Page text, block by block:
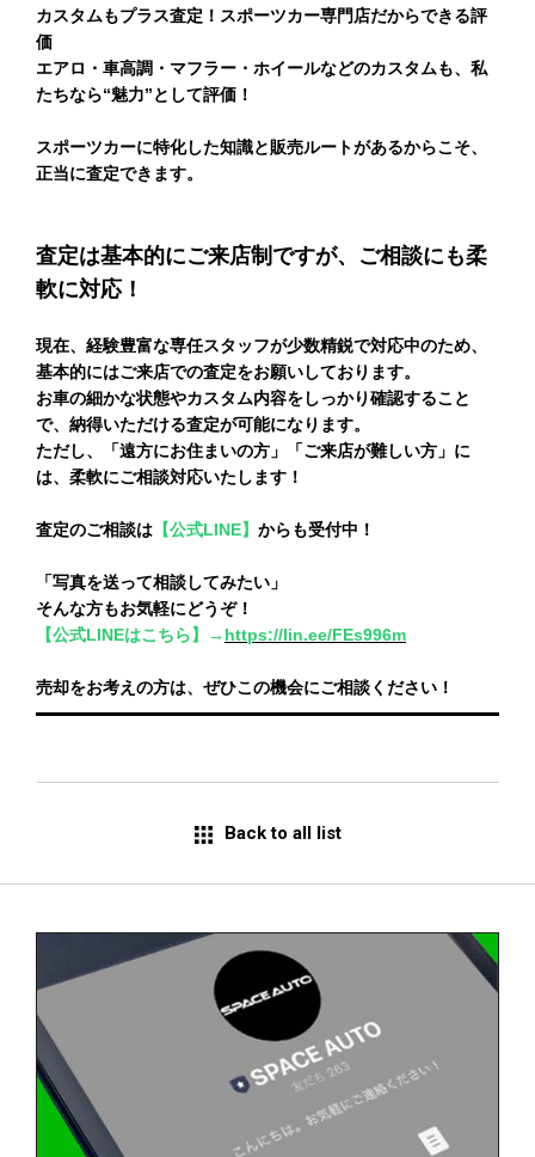
カスタムもプラス査定！ スポーツカー専門店だからできる評
価
エアロ・車高調・マフラー・ホイールなどのカスタムも、 私
たちなら“魅力”として評価！
スポーツカーに特化した知識と販売ルートがあるからこそ、
正当に査定できます。
査定は基本的にご来店制ですが、ご相談にも柔
軟に対応！
現在、経験豊富な専任スタッフが少数精鋭で対応中のため、
基本的にはご来店での査定をお願いしております。
お車の細かな状態やカスタム内容をしっかり確認すること
で、納得いただける査定が可能になります。
ただし、「遠方にお住まいの方」「ご来店が難しい方」に
は、柔軟にご相談対応いたします！
査定のご相談は 【公式LINE】 からも受付中！
「写真を送って相談してみたい」
そんな方もお気軽にどうぞ！
【公式LINEはこちら】→ https://lin.ee/FEs996m
売却をお考えの方は、ぜひこの機会にご相談ください！
Back to all list